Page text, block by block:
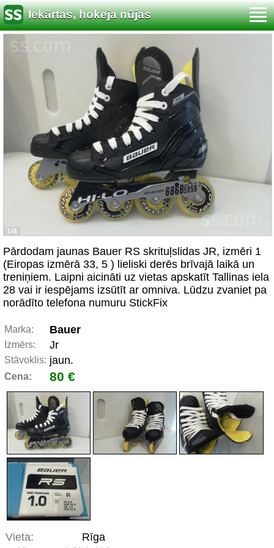
Iekārtas, hokeja nūjas
1/4
Pārdodam jaunas Bauer RS skrituļslidas JR, izmēri 1
(Eiropas izmērā 33, 5 ) lieliski derēs brīvajā laikā un
treniņiem. Laipni aicināti uz vietas apskatīt Tallinas iela
28 vai ir iespējams izsūtīt ar omniva. Lūdzu zvaniet pa
norādīto telefona numuru StickFix
Marka: Bauer
Izmērs: Jr
Stāvoklis: jaun.
Cena: 80 €
Vieta: Rīga